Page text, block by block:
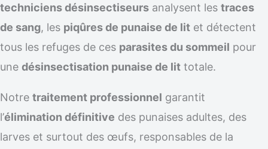
techniciens désinsectiseurs analysent les traces
de sang, les piqûres de punaise de lit et détectent
tous les refuges de ces parasites du sommeil pour
une désinsectisation punaise de lit totale.
Notre traitement professionnel garantit
l’élimination définitive des punaises adultes, des
larves et surtout des œufs, responsables de la